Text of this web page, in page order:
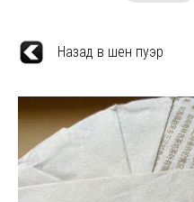
Назад в шен пуэр